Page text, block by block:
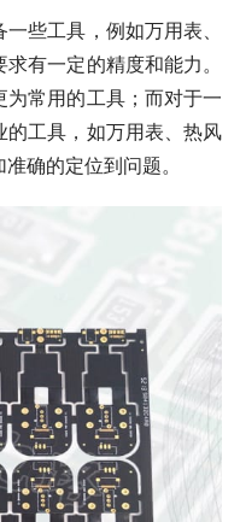
些工具，例如万用表、
有一定的精度和能力。
常用的工具；而对于一
工具，如万用表、热风
确的定位到问题。